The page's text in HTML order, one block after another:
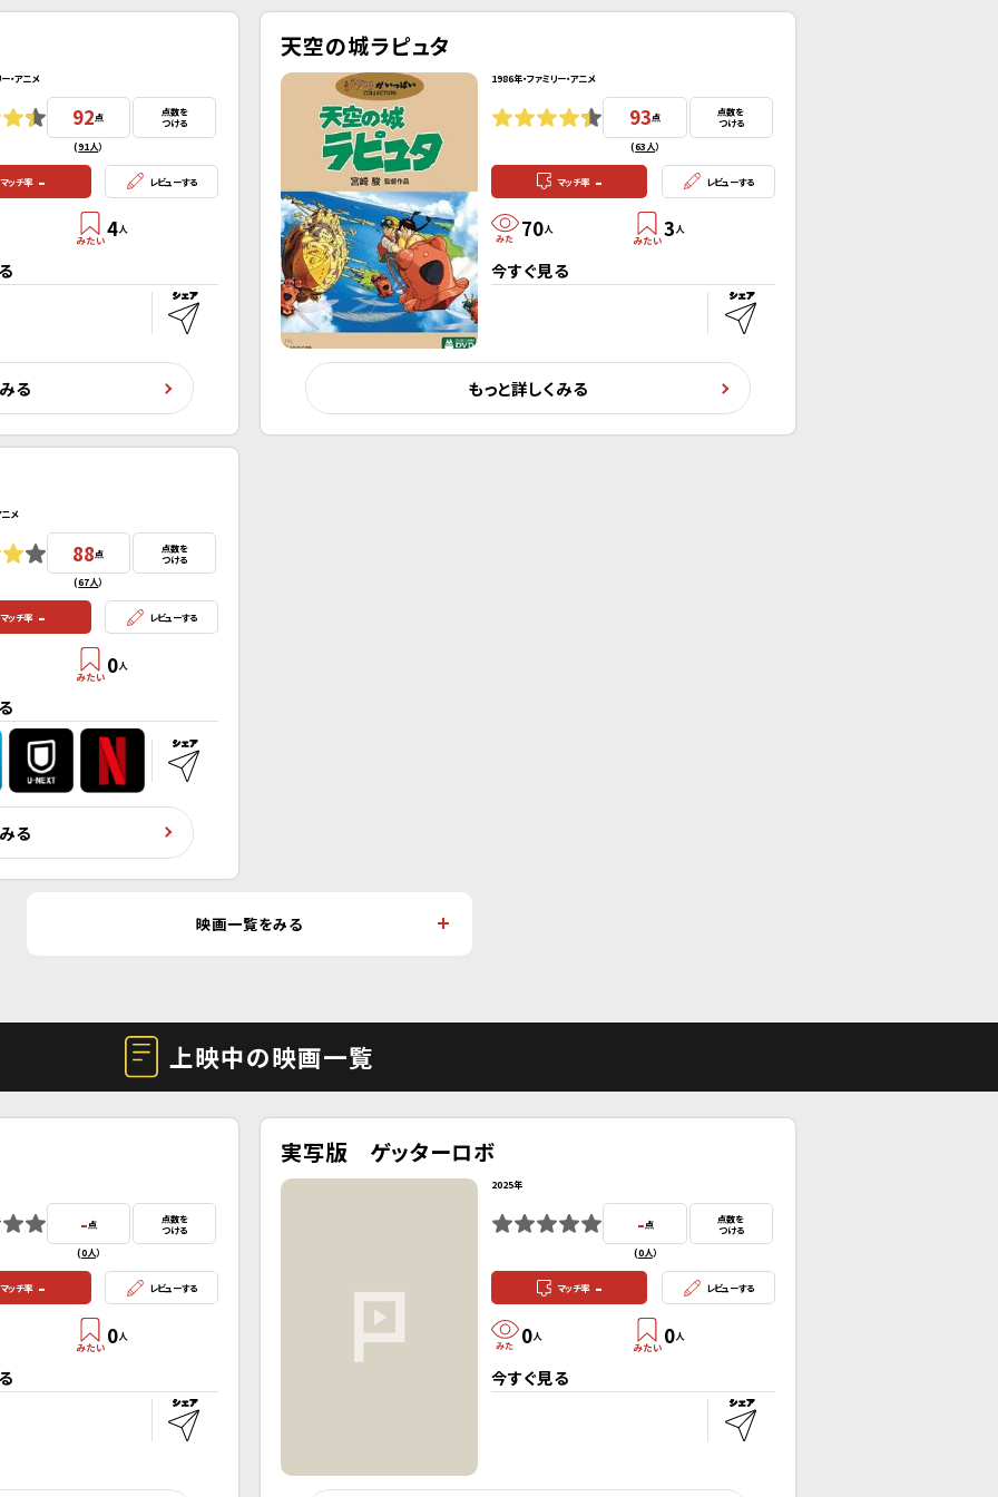
・アニメ
92点
(91人）
点数を
つける
マッチ率 - レビューする
4人
る
天空の城ラピュタ
1986年・ファミリー・アニメ
93点
(63人）
点数を
つける
マッチ率 - レビューする
70人 3 人
今すぐ見る
もっと詳しくみる
メ
88点
(67人）
点数を
つける
マッチ率 - レビューする
0人
る
映画一覧をみる
上映中の映画一覧
-点
(0人）
点数を
つける
マッチ率 - レビューする
0人
実写版 ゲッターロボ
2025年
-点
(0人）
点数を
つける
マッチ率 - レビューする
0人 0人
今すぐ見る